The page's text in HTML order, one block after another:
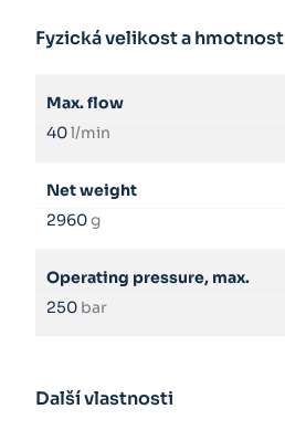
Fyzická velikost a hmotnost
Max. flow
40l/min
Net weight
2960g
Operating pressure, max.
250 bar
Další vlastnosti